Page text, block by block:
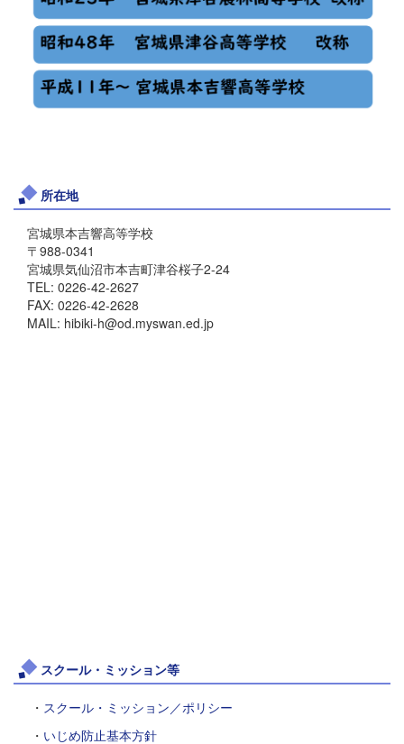
所在地
宮城県本吉響高等学校
〒988-0341
宮城県気仙沼市本吉町津谷桜子2-24
TEL: 0226-42-2627
FAX: 0226-42-2628
MAIL: hibiki-h@od.myswan.ed.jp
スクール・ミッション等
・ スクール・ミッション／ポリシー
・ いじめ防止基本方針